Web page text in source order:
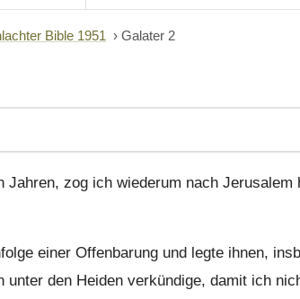
Bible 1951 › Galater 2
Jahren, zog ich wiederum nach
einer Offenbarung und legte ihnen,
unter den Heiden verkündige, damit ich